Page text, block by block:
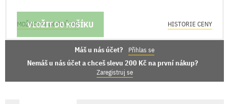
VLOŽIT DO KOŠÍKU
MOŽNOSTI DORUČENÍ HISTORIE CENY
Máš u nás účet? Přihlas se
Nemáš u nás účet a chceš slevu 200 Kč na první nákup?
Zaregistruj se